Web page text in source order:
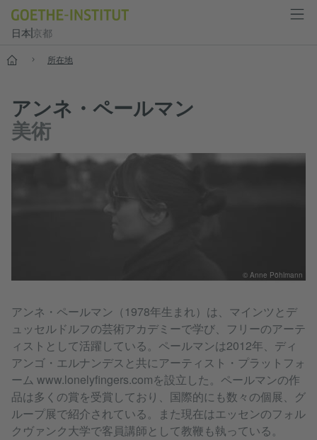
日本 京都
スタート 所在地
アンネ・ペールマン
美術
© Anne Pöhlmann
アンネ・ペールマン（1978年生まれ）は、マインツとデ
ュッセルドルフの芸術アカデミーで学び、フリーのアーテ
ィストとして活躍している。ペールマンは2012年、ディ
アンゴ・エルナンデスと共にアーティスト・プラットフォ
ーム www.lonelyfingers.comを設立した。ペールマンの作
品は多くの賞を受賞しており、国際的にも数々の個展、グ
ループ展で紹介されている。また現在はエッセンのフォル
クヴァンク大学で客員講師として教鞭も執っている。